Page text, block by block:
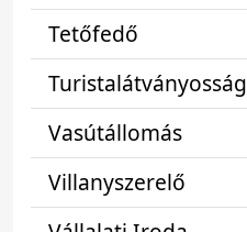
Tetőfedő
Turistalátványosság
Vasútállomás
Villanyszerelő